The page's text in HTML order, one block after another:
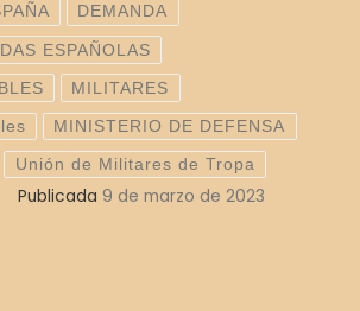
DEMANDA
ESPAÑOLAS
MILITARES
MINISTERIO DE DEFENSA
Unión de Militares de Tropa
Publicada 9 de marzo de 2023